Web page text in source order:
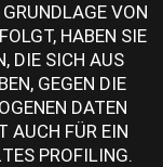
VON
HABEN SIE
DIE SICH AUS
GEGEN DIE
DATEN
AUCH FÜR EIN
PROFILING.